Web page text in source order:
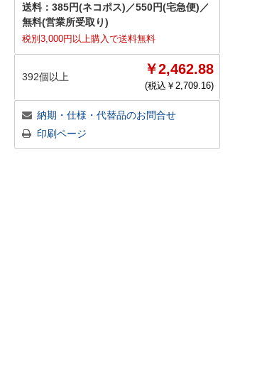
送料： 385円(ネコポス) ／550円(宅急便) ／
無料(営業所受取り)
税別3,000円以上購入で送料無料
392個以上 ￥2,462.88
(税込￥ 2,709.16)
納期・仕様・代替品のお問合せ
印刷ページ